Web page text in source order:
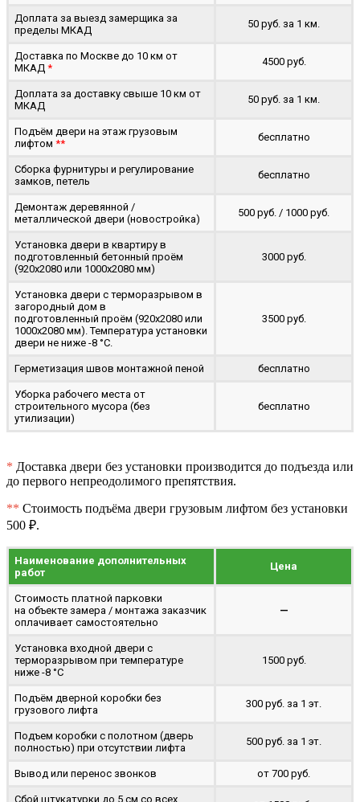
Доплата за выезд замерщика за
пределы МКАД
50 руб. за 1 км.
Доставка по Москве до 10 км от
МКАД *
4500 руб.
Доплата за доставку свыше 10 км от
МКАД
50 руб. за 1 км.
Подъём двери на этаж грузовым
лифтом **
бесплатно
Сборка фурнитуры и регулирование
замков, петель
бесплатно
Демонтаж деревянной /
металлической двери (новостройка)
500 руб. / 1000 руб.
Установка двери в квартиру в
подготовленный бетонный проём
(920x2080 или 1000x2080 мм)
3000 руб.
Установка двери с терморазрывом в
загородный дом в
подготовленный проём (920x2080 или
1000x2080 мм). Температура установки
двери не ниже -8 °C.
3500 руб.
Герметизация швов монтажной пеной бесплатно
Уборка рабочего места от
строительного мусора (без
утилизации)
бесплатно
* Доставка двери без установки производится до подъезда или
до первого непреодолимого препятствия.
** Стоимость подъёма двери грузовым лифтом без установки
500 ₽.
Наименование дополнительных
работ
Цена
Стоимость платной парковки
на объекте замера / монтажа заказчик
оплачивает самостоятельно
—
Установка входной двери с
терморазрывом при температуре
ниже -8 °C
1500 руб.
Подъём дверной коробки без
грузового лифта
300 руб. за 1 эт.
Подъем коробки с полотном (дверь
полностью) при отсутствии лифта
500 руб. за 1 эт.
Вывод или перенос звонков от 700 руб.
Сбой штукатурки до 5 см со всех